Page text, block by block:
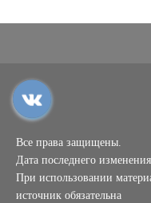
Все права защищены.
Дата последнего
При использовании
источник обязательна